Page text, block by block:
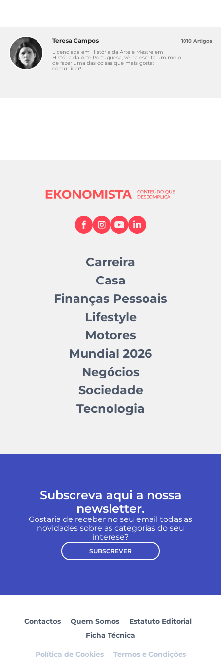
Teresa Campos
Licenciada em História da Arte e Mestre em
História da Arte Portuguesa, vê na escrita um meio
de fazer uma das coisas que mais gosta:
comunicar!
1010 Artigos
Carreira
Casa
Finanças Pessoais
Lifestyle
Motores
Mundial 2026
Negócios
Sociedade
Tecnologia
Subscreva aqui a nossa
newsletter.
Gostaria de receber no seu email todas as
novidades sobre as categorias do seu
interese?
SUBSCREVER
Contactos Quem Somos
Estatuto Editorial
Ficha Técnica
Política de Cookies Termos e Condições